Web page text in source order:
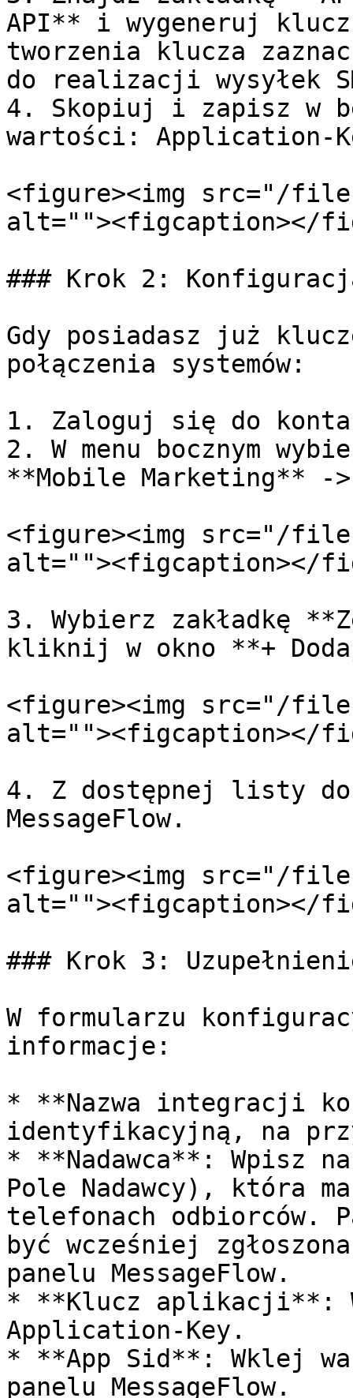
API** i wygeneruj
tworzenia klucza
do realizacji wysyłek
4. Skopiuj i zapisz w
wartości: Application-
<figure><img src="/
alt=""><figcaption></
### Krok 2: Konfiguracja
Gdy posiadasz już
połączenia systemów:
1. Zaloguj się do konta
2. W menu bocznym
**Mobile Marketing**
<figure><img src="/files/
alt=""><figcaption></
3. Wybierz zakładkę
kliknij w okno **+
<figure><img src="/files/
alt=""><figcaption></
4. Z dostępnej listy
MessageFlow.
<figure><img src="/files/
alt=""><figcaption></
### Krok 3:
W formularzu
informacje:
* **Nazwa integracji
identyfikacyjną, na
* **Nadawca**: Wpisz
Pole Nadawcy), która
telefonach odbiorców.
być wcześniej
panelu MessageFlow.
* **Klucz aplikacji**:
Application-Key.
* **App Sid**: Wklej
panelu MessageFlow.